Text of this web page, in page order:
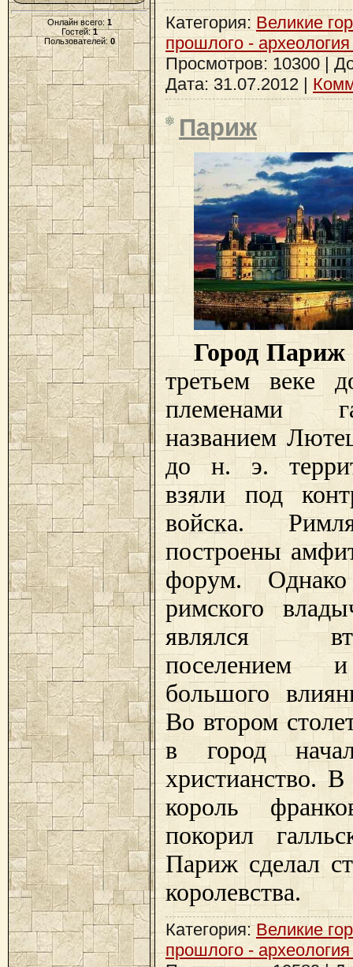
Онлайн всего: 1
Гостей:1
Пользователей:0
Категория: Великие
прошлого -
Просмотров: 10300 |
Дата: 31.07.2012
Париж
Город Париж
третьем веке
племенами
названием
до н. э.
взяли под
войска.
построены
форум.
римского
являлся
большого
Во втором
в город
христианство.
король
покорил
Париж сделал
королевства.
Категория:Великие
прошлого -